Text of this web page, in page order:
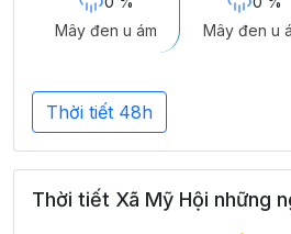
Mây đen u ám
Mây đen u
Thời tiết 48h
Thời tiết Xã Mỹ Hội những